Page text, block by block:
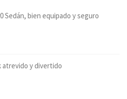
Sedán, bien equipado y seguro
atrevido y divertido